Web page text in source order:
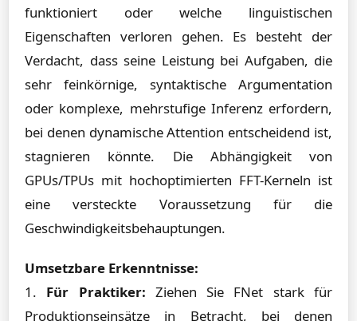
funktioniert oder welche linguistischen
Eigenschaften verloren gehen. Es besteht der
Verdacht, dass seine Leistung bei Aufgaben, die
sehr feinkörnige, syntaktische Argumentation
oder komplexe, mehrstufige Inferenz erfordern,
bei denen dynamische Attention entscheidend ist,
stagnieren könnte. Die Abhängigkeit von
GPUs/TPUs mit hochoptimierten FFT-Kerneln ist
eine versteckte Voraussetzung für die
Geschwindigkeitsbehauptungen.
Umsetzbare Erkenntnisse:
1. Für Praktiker: Ziehen Sie FNet stark für
Produktionseinsätze in Betracht, bei denen